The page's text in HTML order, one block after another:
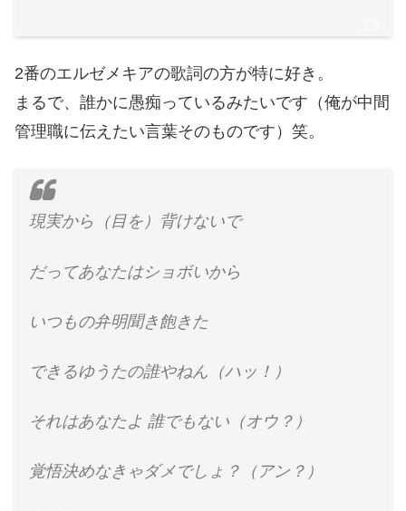
2番のエルゼメキアの歌詞の方が特に好き。
まるで、誰かに愚痴っているみたいです（俺が中間
管理職に伝えたい言葉そのものです）笑。
現実から（目を）背けないで
だってあなたはショボいから
いつもの弁明聞き飽きた
できるゆうたの誰やねん（ハッ！）
それはあなたよ 誰でもない（オウ？）
覚悟決めなきゃダメでしょ？（アン？）